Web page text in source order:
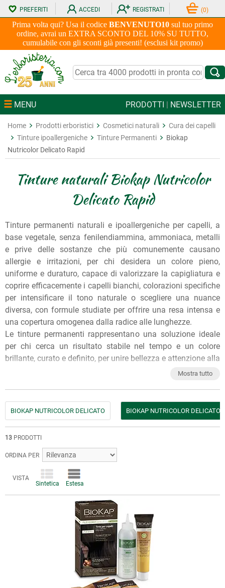
Prima volta qui? Usa il codice BENVENUTO10 sul tuo primo
ordine, avrai un EXTRA SCONTO DEL 10% SU TUTTO,
cumulabile con gli sconti già presenti! (esclusi kit promo)
PREFERITI ACCEDI REGISTRATI (0)
MENU PRODOTTI | NEWSLETTER
Home Prodotti erboristici Cosmetici naturali
Cura dei capelli
Tinture ipoallergeniche
Tinture Permanenti
Biokap
Nutricolor Delicato Rapid
Tinture naturali Biokap Nutricolor
Delicato Rapid
Tinture permanenti naturali e ipoallergeniche per capelli, a
base vegetale, senza fenilendiammina, ammoniaca, metalli
e prive delle sostanze che più comunemente causano
allergie e irritazioni, per chi desidera un colore pieno,
uniforme e duraturo, capace di valorizzare la capigliatura e
coprire efficacemente i capelli bianchi, colorazioni specifiche
per intensificare il tono naturale o scegliere una nuance
diversa, con formule studiate per offrire una resa intensa e
una copertura omogenea dalla radice alle lunghezze.
Le tinture permanenti rappresentano una soluzione ideale
per chi cerca un risultato stabile nel tempo e un colore
brillante, curato e definito, per unire bellezza e attenzione alla
impegno. Per ulteriori informazioni, inoltre, puoi consultare
gliArticoli di approfondimento sul nostro blog.
Mostra tutto
BIOKAP NUTRICOLOR DELICATO BIOKAP NUTRICOLOR DELICATO
13 PRODOTTI
ORDINA PER
VISTA
Sintetica Estesa